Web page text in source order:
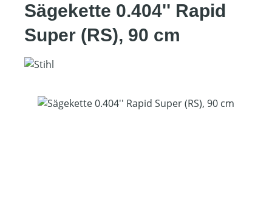
Sägekette 0.404'' Rapid
Super (RS), 90 cm
Bildergalerie überspringen